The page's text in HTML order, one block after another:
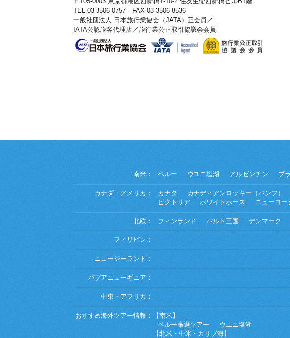
TEL 03-3506-0757 FAX 03-3506-8536
一般社団法人 日本旅行業協会（JATA）正会員／
IATA公認旅客代理店／旅行業公正取引協議会会員
南米： ペルー ウユニ塩湖 アルゼンチン ブ
カナダ・アメリカ： カナダ カナディアンロッキー（バンフ）
ビクトリア
ホワイトホース ニューヨー
北欧： フィンランド バルト三国 デンマーク
フィリピン：
ニュージーランド：
パプアニューギニア：
中東・アフリカ：
おすすめ海外ツアー情報：
【南米】
ペルー厳選ツアー
ウユニ塩湖
【北米・中米・カリブ海】